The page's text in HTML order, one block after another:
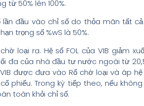
từ 50% lên 100%.
lần đầu vào chỉ số do thỏa mãn tất
trọng số %wS là 50%.
loại ra. Hệ số FOL của VIB giảm
đa của nhà đầu tư nước ngoài từ
được đưa vào Rổ chờ loại và áp
phiếu. Trong kỳ tiếp theo, nếu
toàn khỏi chỉ số.